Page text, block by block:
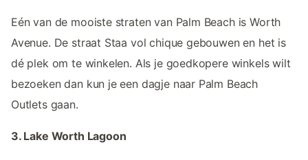
Eén van de mooiste straten van Palm Beach is Worth
Avenue. De straat Staa vol chique gebouwen en het is
dé plek om te winkelen. Als je goedkopere winkels wilt
bezoeken dan kun je een dagje naar Palm Beach
Outlets gaan.
3. Lake Worth Lagoon